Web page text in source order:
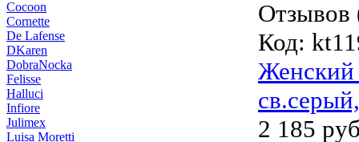
Отзывов
Код:
Женский
2 185
Cocoon
Cornette
De Lafense
DKaren
DobraNocka
Felisse
Halluci
Infiore
Julimex
Luisa Moretti